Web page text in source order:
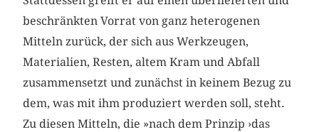
beschränkten Vorrat von ganz heterogenen
Mitteln zurück, der sich aus Werkzeugen,
Materialien, Resten, altem Kram und Abfall
zusammensetzt und zunächst in keinem Bezug zu
dem, was mit ihm produziert werden soll, steht.
Zu diesen Mitteln, die »nach dem Prinzip ›das